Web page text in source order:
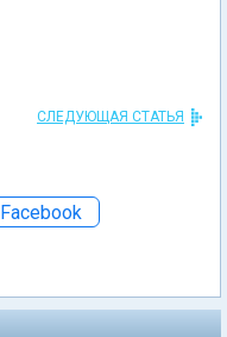
СЛЕДУЮЩАЯ СТАТЬЯ
Facebook